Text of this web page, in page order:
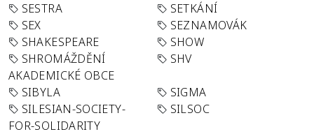
SESTRA
SETKÁNÍ
SEX
SEZNAMOVÁK
SHAKESPEARE
SHOW
SHROMÁŽDĚNÍ
AKADEMICKÉ OBCE
SHV
SIBYLA
SIGMA
SILESIAN-SOCIETY-
FOR-SOLIDARITY
SILSOC